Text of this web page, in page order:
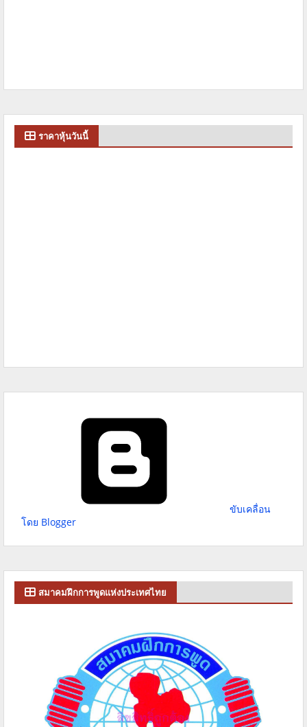
ราคาหุ้นวันนี้
ขับเคลื่อน
โดย Blogger
สมาคมฝึกการพูดแห่งประเทศไทย